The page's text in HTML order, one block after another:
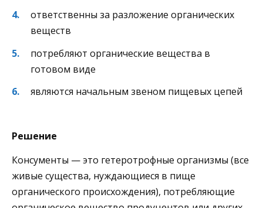
ответственны за разложение органических
веществ
потребляют органические вещества в
готовом виде
являются начальным звеном пищевых цепей
Решение
Консументы — это гетеротрофные организмы (все
живые существа, нуждающиеся в пище
органического происхождения), потребляющие